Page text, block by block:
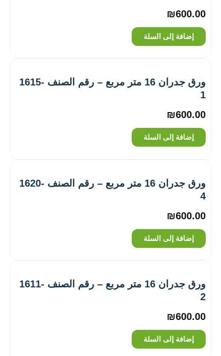
₪600.00
إضافة إلى السلة
ورق جدران 16 متر مربع – رقم الصنف ‎1615-
1
₪600.00
إضافة إلى السلة
ورق جدران 16 متر مربع – رقم الصنف ‎1620-
4
₪600.00
إضافة إلى السلة
ورق جدران 16 متر مربع – رقم الصنف ‎1611-
2
₪600.00
إضافة إلى السلة